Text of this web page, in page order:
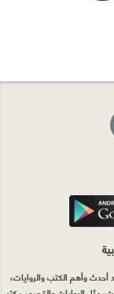
أحدث وأهم الكتب والروايات،